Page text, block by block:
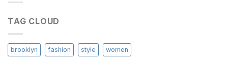
TAG CLOUD
brooklyn fashion style women